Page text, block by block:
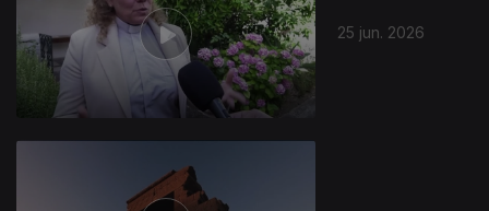
25 jun. 2026